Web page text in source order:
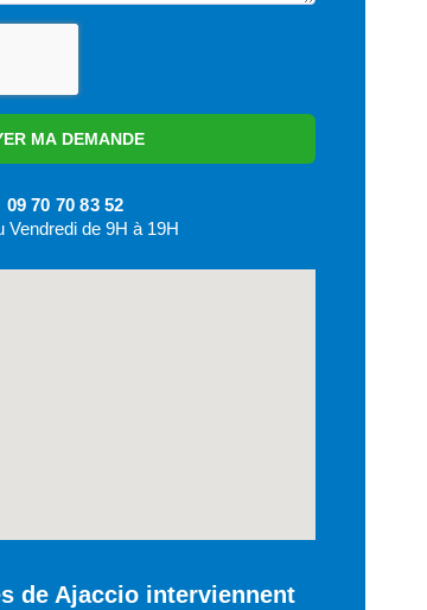
MA DEMANDE
09 70 70 83 52
Vendredi de 9H à 19H
de Ajaccio interviennent